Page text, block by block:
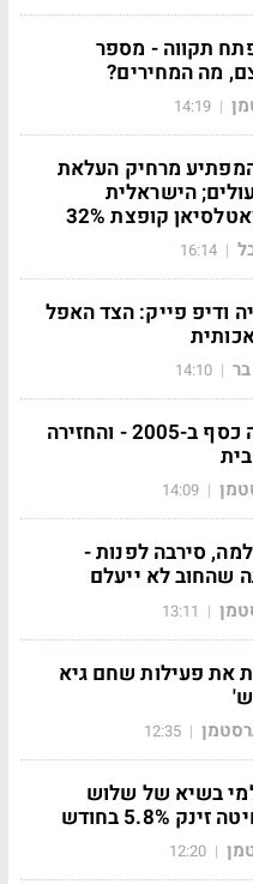
תקווה - מספר
מה המחירים?
|
14:19
מרחיק העלאת
הישראלית
|
16:14
ודיפ פייק: הצד האפל
|
14:10
המשטרה תפסה כסף ב-2005 - והחזירה
|
14:09
סירבה לפנות -
שהחוב לא ייעלם
|
13:11
את פעילות שחם גיא
|
12:35
בשיא של שלוש
5.8% בחודש
|
12:20